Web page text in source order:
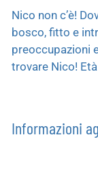
Nico non c’è!
bosco, fitto e
preoccupazioni
trovare Nico!
Informazioni